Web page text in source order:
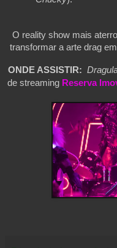
O reality show mais
transformar a arte drag
ONDE ASSISTIR:
de streaming Reserva